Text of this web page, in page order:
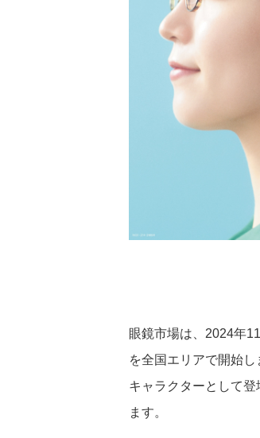
眼鏡市場は、2024年
を全国エリアで開始
キャラクターとして
ます。